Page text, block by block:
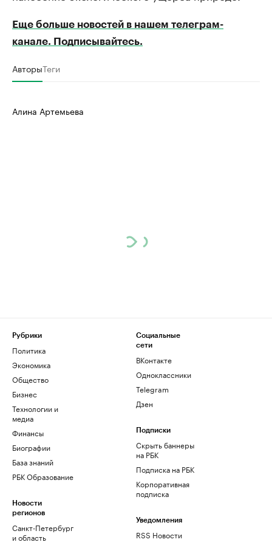
Еще больше новостей в нашем телеграм-
канале. Подписывайтесь.
АвторыТеги
Алина Артемьева
Рубрики
Политика
Экономика
Общество
Бизнес
Технологии и
медиа
Финансы
Биографии
База знаний
РБК Образование
Новости
регионов
Санкт-Петербург
и область
Социальные
сети
ВКонтакте
Одноклассники
Telegram
Дзен
Подписки
Скрыть баннеры
на РБК
Подписка на РБК
Корпоративная
подписка
Уведомления
RSS Новости